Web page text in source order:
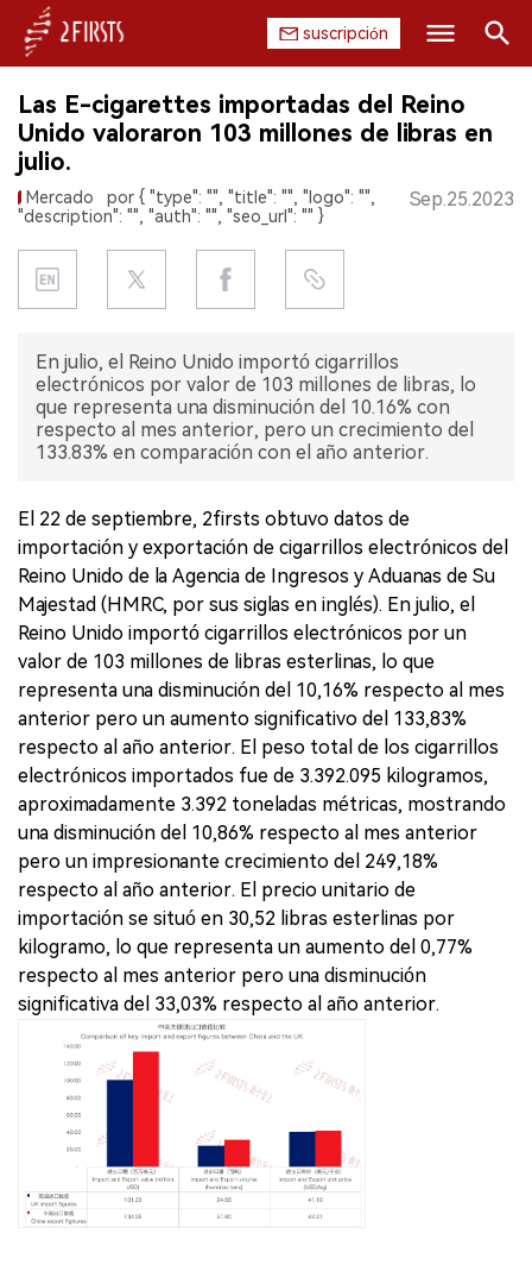
suscripción
INICIO
EMPRESA
REGULACIÓN
CHINA
DATOS
EXPOSICIÓN
ENTREVISTA
Buscar
Las E-cigarettes importadas del Reino
Unido valoraron 103 millones de libras en
julio.
Mercado
por { "type": "", "title": "", "logo": "",
"description": "", "auth": "", "seo_url": "" }
Sep.25.2023
En julio, el Reino Unido importó cigarrillos
electrónicos por valor de 103 millones de libras, lo
que representa una disminución del 10.16% con
respecto al mes anterior, pero un crecimiento del
133.83% en comparación con el año anterior.
El 22 de septiembre, 2firsts obtuvo datos de
importación y exportación de cigarrillos electrónicos del
Reino Unido de la Agencia de Ingresos y Aduanas de Su
Majestad (HMRC, por sus siglas en inglés). En julio, el
Reino Unido importó cigarrillos electrónicos por un
valor de 103 millones de libras esterlinas, lo que
representa una disminución del 10,16% respecto al mes
anterior pero un aumento significativo del 133,83%
respecto al año anterior. El peso total de los cigarrillos
electrónicos importados fue de 3.392.095 kilogramos,
aproximadamente 3.392 toneladas métricas, mostrando
una disminución del 10,86% respecto al mes anterior
pero un impresionante crecimiento del 249,18%
respecto al año anterior. El precio unitario de
importación se situó en 30,52 libras esterlinas por
kilogramo, lo que representa un aumento del 0,77%
respecto al mes anterior pero una disminución
significativa del 33,03% respecto al año anterior.